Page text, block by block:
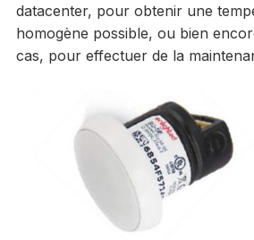
datacenter, pour obtenir une
homogène possible, ou bien
cas, pour effectuer de la